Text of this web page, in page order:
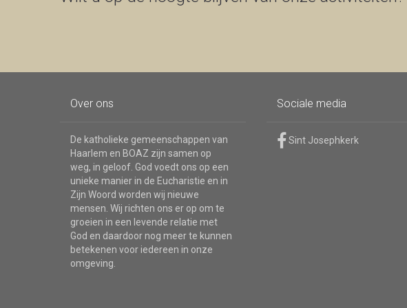
Over ons
De katholieke gemeenschappen van
Haarlem en BOAZ zijn samen op
weg, in geloof. God voedt ons op een
unieke manier in de Eucharistie en in
Zijn Woord worden wij nieuwe
mensen. Wij richten ons er op om te
groeien in een levende relatie met
God en daardoor nog meer te kunnen
betekenen voor iedereen in onze
omgeving.
Sociale media
Sint Josephkerk